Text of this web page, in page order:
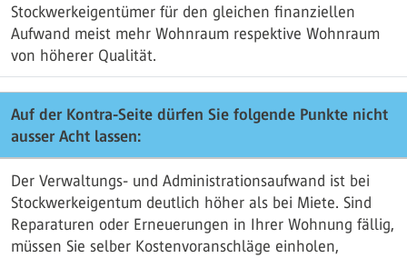
Stockwerkeigentümer für den gleichen finanziellen
Aufwand meist mehr Wohnraum respektive Wohnraum
von höherer Qualität.
Auf der Kontra-Seite dürfen Sie folgende Punkte nicht
ausser Acht lassen:
Der Verwaltungs- und Administrationsaufwand ist bei
Stockwerkeigentum deutlich höher als bei Miete. Sind
Reparaturen oder Erneuerungen in Ihrer Wohnung fällig,
müssen Sie selber Kostenvoranschläge einholen,